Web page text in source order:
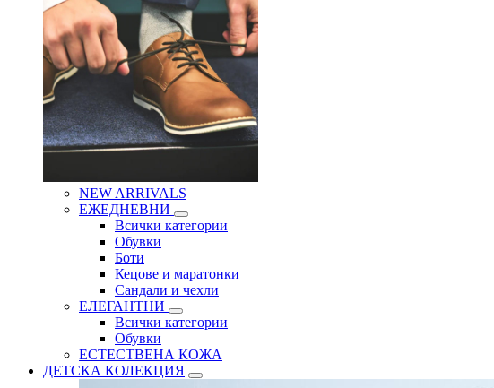
NEW ARRIVALS
ЕЖЕДНЕВНИ
Всички категории
Обувки
Боти
Кецове и маратонки
Сандали и чехли
ЕЛЕГАНТНИ
Всички категории
Обувки
ЕСТЕСТВЕНА КОЖА
ДЕТСКА КОЛЕКЦИЯ